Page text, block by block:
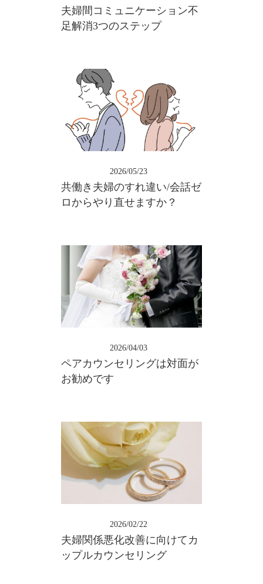
夫婦間コミュニケーション不
足解消3つのステップ
2026/05/23
共働き夫婦のすれ違い/会話ゼ
ロからやり直せますか？
2026/04/03
ペアカウンセリングは対面が
お勧めです
2026/02/22
夫婦関係悪化改善に向けてカ
ップルカウンセリング